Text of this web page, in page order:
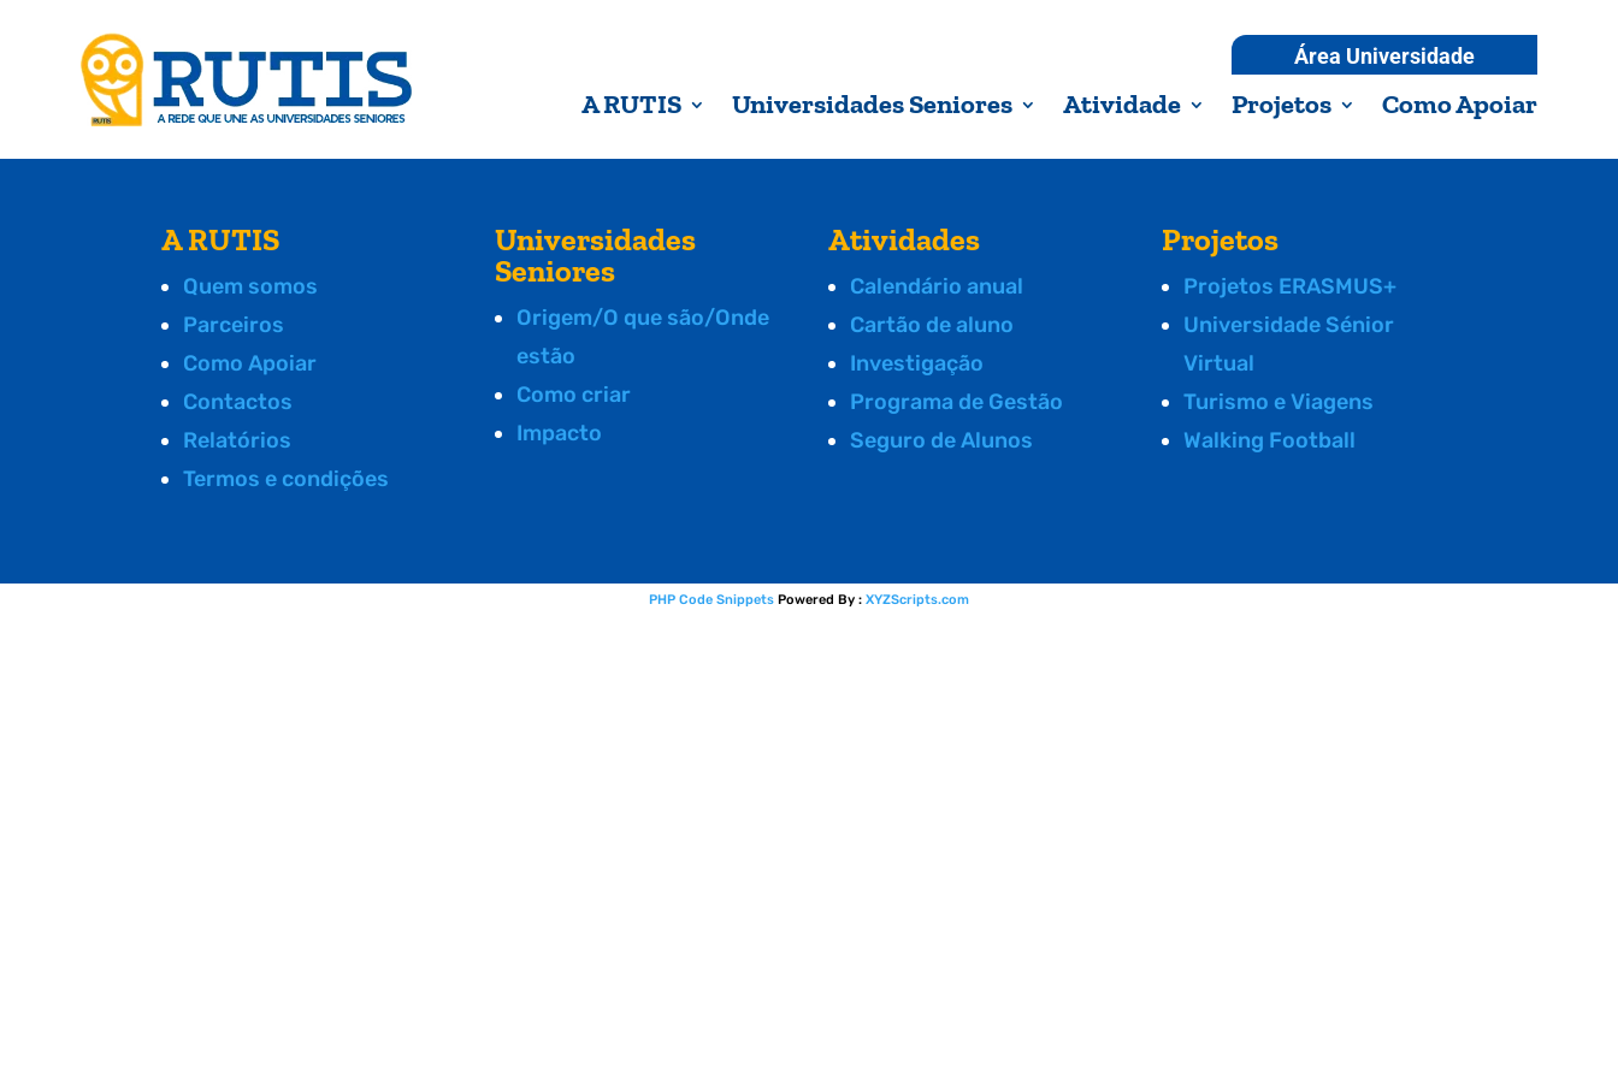
Área Universidade
A RUTIS Universidades Seniores Atividade Projetos Como Apoiar
A RUTIS
Quem somos
Parceiros
Como Apoiar
Contactos
Relatórios
Termos e condições
Universidades
Seniores
Origem/O que são/Onde
estão
Como criar
Impacto
Atividades
Calendário anual
Cartão de aluno
Investigação
Programa de Gestão
Seguro de Alunos
Projetos
Projetos ERASMUS+
Universidade Sénior
Virtual
Turismo e Viagens
Walking Football
PHP Code Snippets Powered By : XYZScripts.com